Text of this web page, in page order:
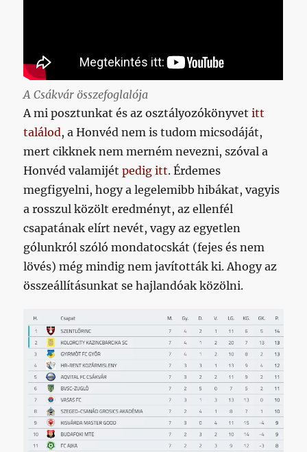
A Csákvár összefoglalója
A mi posztunkat és az osztályozókönyvetitt
találod, a Honvéd nem is tudom micsodáját,
mert cikknek nem merném nevezni, szóval a
Honvéd valamijétpedig itt. Érdemes
megfigyelni, hogy a legelemibb hibákat, vagyis
a rosszul közölt eredményt, az ellenfél
csapatának elírt nevét, vagy az egyetlen
gólunkról szóló mondatocskát (fejes és nem
lövés) még mindig nem javították ki. Ahogy az
összeállításunkat se hajlandóak közölni.